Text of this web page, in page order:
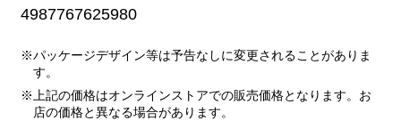
4987767625980
※パッケージデザイン等は予告なしに変更されることがありま
す。
※上記の価格はオンラインストアでの販売価格となります。お
店の価格と異なる場合があります。